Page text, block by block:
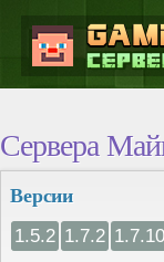
Сервера
Версии
1.5.2 1.7.2 1.7.10